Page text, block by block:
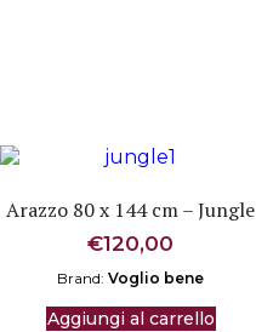
Arazzo 80 x 144 cm – Jungle
€120,00
Brand:Voglio bene
Aggiungi al carrello